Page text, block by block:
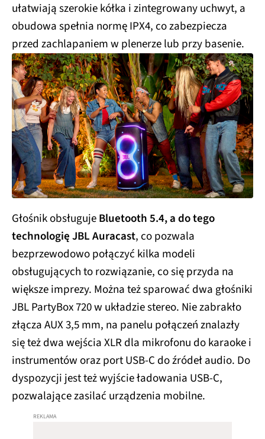
ułatwiają szerokie kółka i zintegrowany uchwyt, a
obudowa spełnia normę IPX4, co zabezpiecza
przed zachlapaniem w plenerze lub przy basenie.
Głośnik obsługujeBluetooth 5.4, a do tego
technologię JBL Auracast, co pozwala
bezprzewodowo połączyć kilka modeli
obsługujących to rozwiązanie, co się przyda na
większe imprezy. Można też sparować dwa głośniki
JBL PartyBox 720 w układzie stereo. Nie zabrakło
złącza AUX 3,5 mm, na panelu połączeń znalazły
się też dwa wejścia XLR dla mikrofonu do karaoke i
instrumentów oraz port USB-C do źródeł audio. Do
dyspozycji jest też wyjście ładowania USB-C,
pozwalające zasilać urządzenia mobilne.